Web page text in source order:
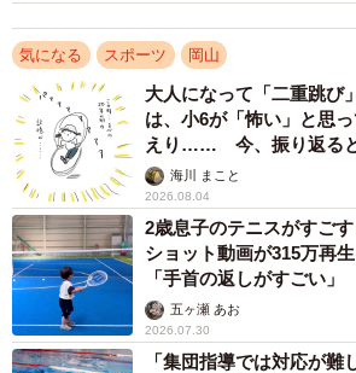
気になる スポーツ 岡山
大人になって「二重跳び
は、小6が「怖い」と思
えり…… 今、振り返る
でいった」【漫画】
海川 まこと
2026.08.04
2歳息子のテニスがすご
ショット動画が315万再
「手首の返しがすごい」
五ヶ瀬 あお
2026.07.30
「集団指導では対応が難